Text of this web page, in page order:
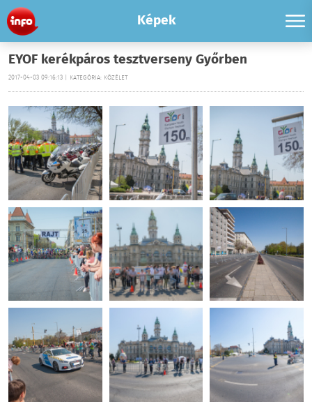
Képek
EYOF kerékpáros tesztverseny Győrben
2017-04-03 09:16:13 | KATEGÓRIA: KÖZÉLET